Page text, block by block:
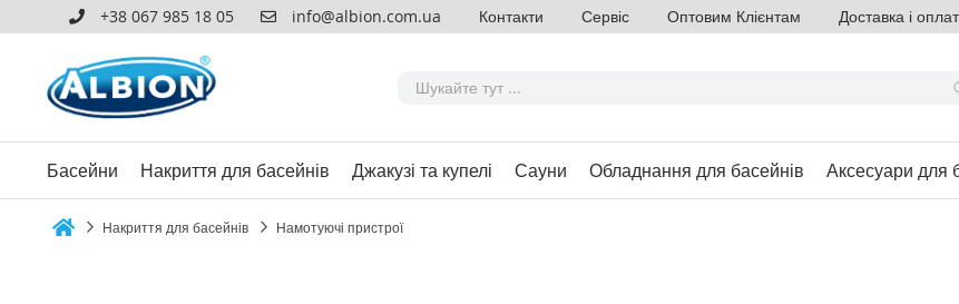
+38 067 985 18 05 info@albion.com.ua Контакти Сервіс Оптовим Клієнтам Доставка і
Басейни Накриття для басейнів Джакузі та купелі Сауни Обладнання для басейнів Аксесуари для
Накриття для басейнів Намотуючі пристрої